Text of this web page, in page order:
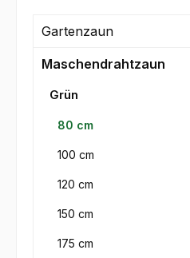
Gartenzaun
Maschendrahtzaun
Grün
80 cm
100 cm
120 cm
150 cm
175 cm